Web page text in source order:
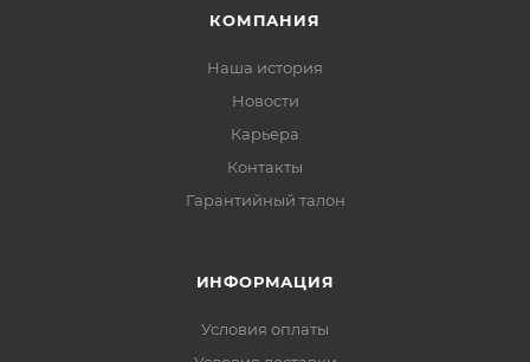
КОМПАНИЯ
Наша история
Новости
Карьера
Контакты
Гарантийный талон
ИНФОРМАЦИЯ
Условия оплаты